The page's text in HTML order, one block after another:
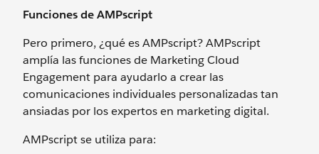
Funciones de AMPscript
Pero primero, ¿qué es AMPscript? AMPscript
amplía las funciones de Marketing Cloud
Engagement para ayudarlo a crear las
comunicaciones individuales personalizadas tan
ansiadas por los expertos en marketing digital.
AMPscript se utiliza para: